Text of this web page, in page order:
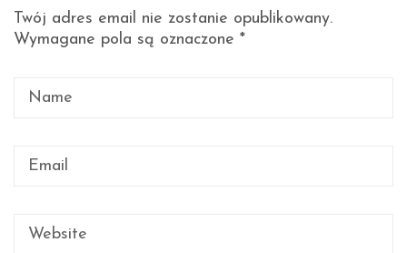
Twój adres email nie zostanie opublikowany.
Wymagane pola są oznaczone *